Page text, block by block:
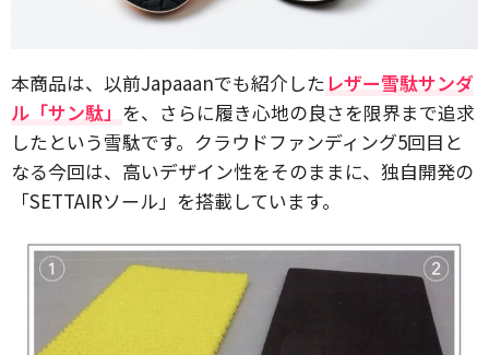
本商品は、以前Japaaanでも紹介したレザー雪駄サンダ
ル「サン駄」 を、さらに履き心地の良さを限界まで追求
したという雪駄です。クラウドファンディング5回目と
なる今回は、高いデザイン性をそのままに、独自開発の
「SETTAIRソール」を搭載しています。